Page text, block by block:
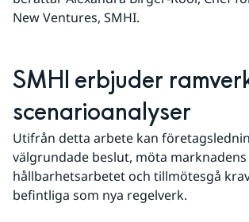
New Ventures, SMHI.
SMHI erbjuder
scenarioanalyser
Utifrån detta arbete kan
välgrundade beslut, möta marknadens
hållbarhetsarbetet och tillmötesgå
befintliga som nya regelverk.